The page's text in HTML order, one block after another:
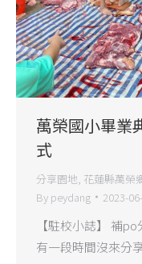
萬榮國小畢業
式
分享園地, 花蓮縣萬榮
By peydang 2023-
【駐校小誌】 補
有一段時間沒來分